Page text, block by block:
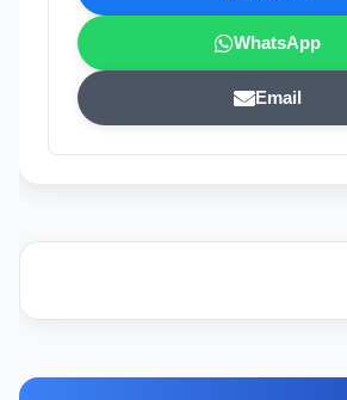
WhatsApp
Email